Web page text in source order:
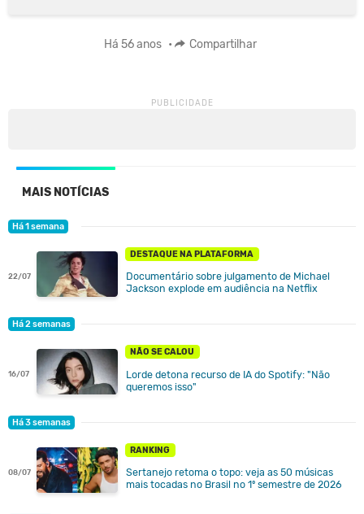
Há 56 anos • Compartilhar
MAIS NOTÍCIAS
Há 1 semana
22/07
DESTAQUE NA PLATAFORMA
Documentário sobre julgamento de Michael
Jackson explode em audiência na Netflix
Há 2 semanas
16/07
NÃO SE CALOU
Lorde detona recurso de IA do Spotify: "Não
queremos isso"
Há 3 semanas
08/07
RANKING
Sertanejo retoma o topo: veja as 50 músicas
mais tocadas no Brasil no 1º semestre de 2026